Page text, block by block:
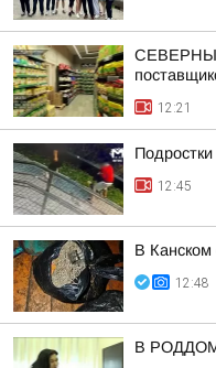
СЕВЕРНЫЕ
12:21
12:45
В Канском
12:48
В